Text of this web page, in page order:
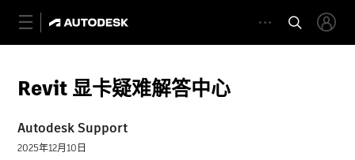
Revit 显卡疑难解答中心
Autodesk Support
2025年12月10日